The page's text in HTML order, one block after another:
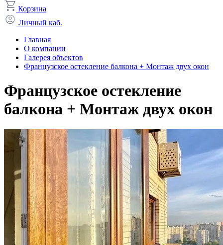
Корзина
Личный каб.
Главная
О компании
Галерея объектов
Французское остекление балкона + Монтаж двух окон
Французское остекление
балкона + Монтаж двух окон